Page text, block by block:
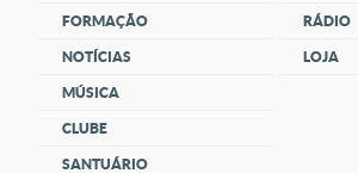
FORMAÇÃO
NOTÍCIAS
MÚSICA
CLUBE
SANTUÁRIO
RÁDIO
LOJA